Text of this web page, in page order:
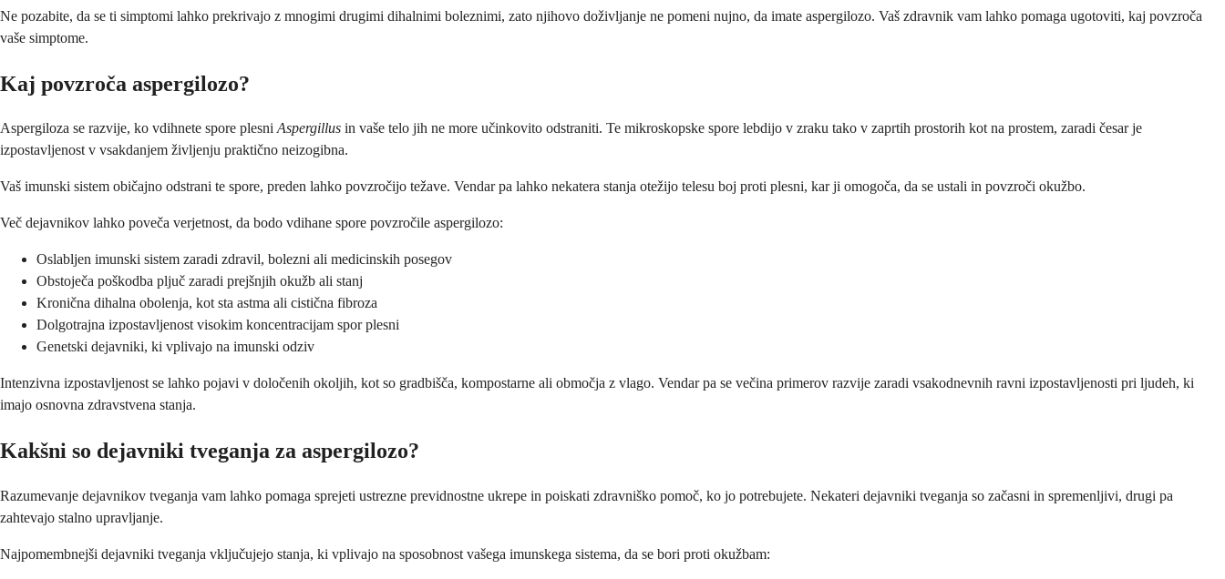
Ne pozabite, da se ti simptomi lahko prekrivajo z mnogimi drugimi dihalnimi boleznimi, zato njihovo doživljanje ne pomeni nujno, da imate aspergilozo. Vaš zdravnik vam lahko pomaga ugotoviti, kaj povzroča
vaše simptome.
Kaj povzroča aspergilozo?
Aspergiloza se razvije, ko vdihnete spore plesniAspergillus in vaše telo jih ne more učinkovito odstraniti. Te mikroskopske spore lebdijo v zraku tako v zaprtih prostorih kot na prostem, zaradi česar je
izpostavljenost v vsakdanjem življenju praktično neizogibna.
Vaš imunski sistem običajno odstrani te spore, preden lahko povzročijo težave. Vendar pa lahko nekatera stanja otežijo telesu boj proti plesni, kar ji omogoča, da se ustali in povzroči okužbo.
Več dejavnikov lahko poveča verjetnost, da bodo vdihane spore povzročile aspergilozo:
Oslabljen imunski sistem zaradi zdravil, bolezni ali medicinskih posegov
Obstoječa poškodba pljuč zaradi prejšnjih okužb ali stanj
Kronična dihalna obolenja, kot sta astma ali cistična fibroza
Dolgotrajna izpostavljenost visokim koncentracijam spor plesni
Genetski dejavniki, ki vplivajo na imunski odziv
Intenzivna izpostavljenost se lahko pojavi v določenih okoljih, kot so gradbišča, kompostarne ali območja z vlago. Vendar pa se večina primerov razvije zaradi vsakodnevnih ravni izpostavljenosti pri ljudeh, ki
imajo osnovna zdravstvena stanja.
Kakšni so dejavniki tveganja za aspergilozo?
Razumevanje dejavnikov tveganja vam lahko pomaga sprejeti ustrezne previdnostne ukrepe in poiskati zdravniško pomoč, ko jo potrebujete. Nekateri dejavniki tveganja so začasni in spremenljivi, drugi pa
zahtevajo stalno upravljanje.
Najpomembnejši dejavniki tveganja vključujejo stanja, ki vplivajo na sposobnost vašega imunskega sistema, da se bori proti okužbam: